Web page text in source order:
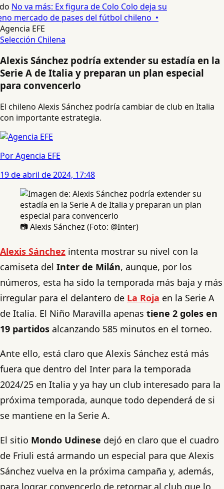
No va más: Ex figura de Colo Colo deja su
mercado de pases del fútbol chileno •
Agencia EFE
Selección Chilena
Alexis Sánchez podría extender su estadía en la
Serie A de Italia y preparan un plan especial
para convencerlo
El chileno Alexis Sánchez podría cambiar de club en Italia
con importante estrategia.
Por Agencia EFE
19 de abril de 2024, 17:48
📷 Alexis Sánchez (Foto: @Inter)
Alexis Sánchez intenta mostrar su nivel con la
camiseta del Inter de Milán, aunque, por los
números, esta ha sido la temporada más baja y más
irregular para el delantero de La Roja en la Serie A
de Italia. El Niño Maravilla apenas tiene 2 goles en
19 partidos alcanzando 585 minutos en el torneo.
Ante ello, está claro que Alexis Sánchez está más
fuera que dentro del Inter para la temporada
2024/25 en Italia y ya hay un club interesado para la
próxima temporada, aunque todo dependerá de si
se mantiene en la Serie A.
El sitio Mondo Udinese dejó en claro que el cuadro
de Friuli está armando un especial para que Alexis
Sánchez vuelva en la próxima campaña y, además,
para lograr convencerlo de retornar al club que lo